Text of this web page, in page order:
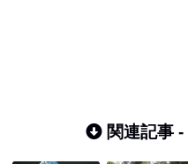
関連記事 -